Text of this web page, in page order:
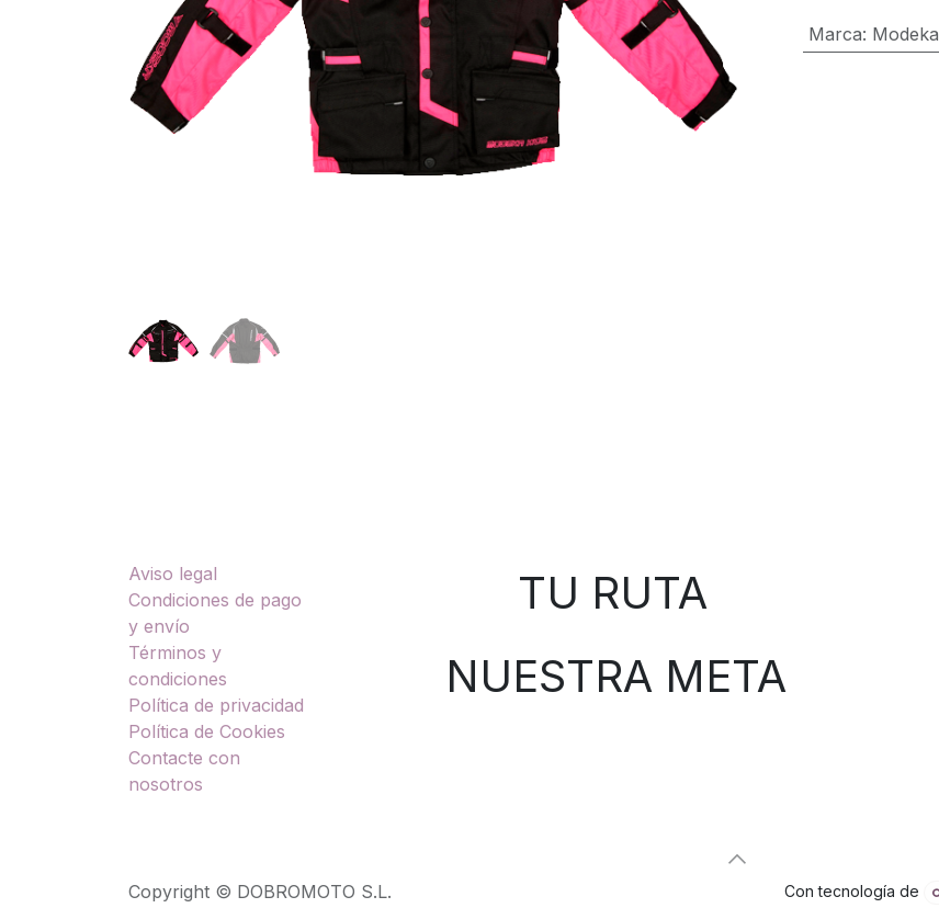
Marca: Modeka
Aviso legal
Condiciones de pago
y envío
Términos y
condiciones
Política de privacidad
Política de Cookies
Contacte con
nosotros
TU RUTA
NUESTRA META
Copyright © DOBROMOTO S.L. Con tecnología de